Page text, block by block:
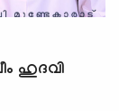
ഹുദവി